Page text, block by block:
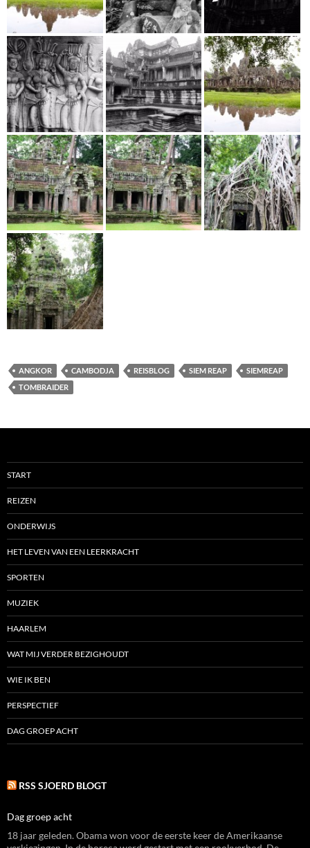
ANGKOR CAMBODJA REISBLOG SIEM REAP
SIEMREAP
TOMBRAIDER
START
REIZEN
ONDERWIJS
HET LEVEN VAN EEN LEERKRACHT
SPORTEN
MUZIEK
HAARLEM
WAT MIJ VERDER BEZIGHOUDT
WIE IK BEN
PERSPECTIEF
DAG GROEP ACHT
RSS SJOERD BLOGT
Dag groep acht
18 jaar geleden. Obama won voor de eerste keer de Amerikaanse